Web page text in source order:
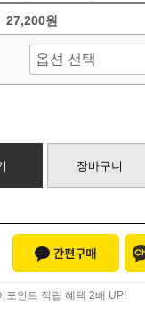
27,200원
장바구니
포인트 적립 혜택 2배 UP!